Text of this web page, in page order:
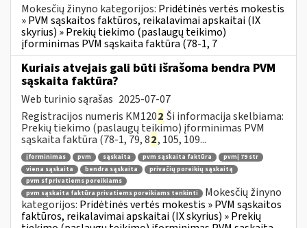
Mokesčių žinyno kategorijos: Pridėtinės vertės mokestis
» PVM sąskaitos faktūros, reikalavimai apskaitai (IX
skyrius) » Prekių tiekimo (paslaugų teikimo)
įforminimas PVM sąskaita faktūra (78-1, 7
Kuriais atvejais gali būti išrašoma bendra PVM
sąskaita faktūra?
Web turinio sąrašas 2025-07-07
Registracijos numeris KM1202 Ši informacija skelbiama:
Prekių tiekimo (paslaugų teikimo) įforminimas PVM
sąskaita faktūra (78-1, 79, 82, 105, 109...
įforminimas pvm sąskaita pvm sąskaita faktūra
pvmį 79 str
viena sąskaita
bendra sąskaita
privačių poreikių sąskaitą
pvm sf privatiems poreikiams
pvm sąskaita faktūra privatiems poreikiams tenkinti
Mokesčių žinyno
kategorijos: Pridėtinės vertės mokestis » PVM sąskaitos
faktūros, reikalavimai apskaitai (IX skyrius) » Prekių